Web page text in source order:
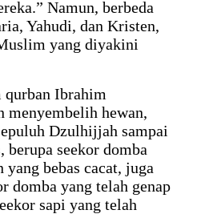
Namun, berbeda
Yahudi, dan Kristen,
yang diyakini
Ibrahim
menyembelih hewan,
Dzulhijjah sampai
berupa seekor domba
yang bebas cacat, juga
domba yang telah genap
sapi yang telah